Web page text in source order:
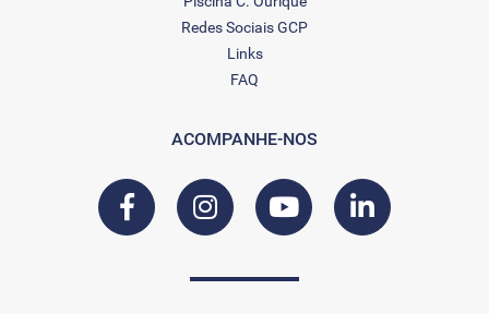
Redes Sociais GCP
Links
FAQ
ACOMPANHE-NOS